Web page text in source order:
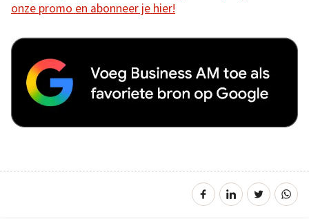
onze promo en abonneer je hier!